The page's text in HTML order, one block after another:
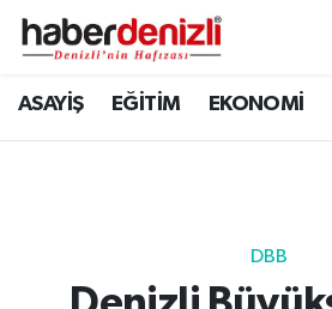
ASAYİŞ EĞİTİM EKONOMİ
DBB
Denizli Nöbetçi Eczaneler